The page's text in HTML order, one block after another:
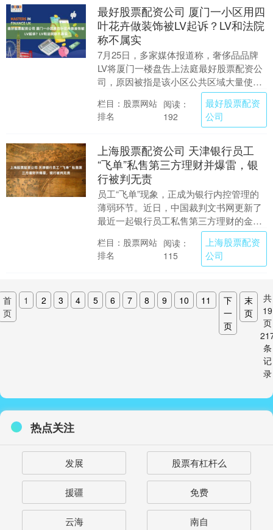
最好股票配资公司 厦门一小区用四
叶花卉做装饰被LV起诉？LV和法院
称不属实
7月25日，多家媒体报道称，奢侈品品牌
LV将厦门一楼盘告上法庭最好股票配资公
司，原因被指是该小区公共区域大量使用
与其注册商标高度近似的四叶花卉纹样。
此事引发关注....
栏目：股票网站
排名
阅读：
192
最好股票配资
公司
上海股票配资公司 天津银行员工
“飞单”私售第三方理财并爆雷，银
行被判无责
员工“飞单”现象，正成为银行内控管理的
薄弱环节。近日，中国裁判文书网更新了
最近一起银行员工私售第三方理财的金融
委托理财合同纠纷判决书。该案一审宣判
后，二审判决出....
栏目：股票网站
排名
阅读：
115
上海股票配资
公司
首
页
1 2 3 4 5 6 7 8 9 10 11
下
一
页
末
页
共
19
页
条
记
录
热点关注
发展 股票有杠杆么
援疆 免费
云海 南自